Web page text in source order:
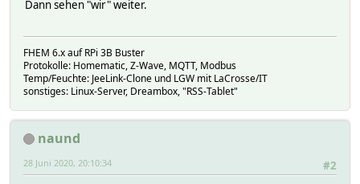
Dann sehen "wir" weiter.
FHEM 6.x auf RPi 3B Buster
Protokolle: Homematic, Z-Wave, MQTT, Modbus
Temp/Feuchte: JeeLink-Clone und LGW mit LaCrosse/IT
sonstiges: Linux-Server, Dreambox, "RSS-Tablet"
naund
#2
28 Juni 2020, 20:10:34